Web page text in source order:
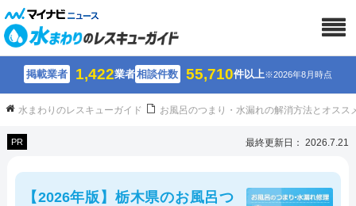
掲載業者 1,422業者相談件数 55,710件以上※2026年8月時点
水まわりのレスキューガイド お風呂のつまり・水漏れの解消方法とオスス
PR 最終更新日： 2026.7.21
【2026年版】栃木県のお風呂つ